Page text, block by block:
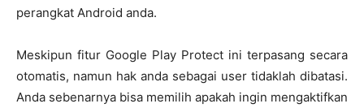
perangkat Android anda.
Meskipun fitur Google Play Protect ini terpasang secara
otomatis, namun hak anda sebagai user tidaklah dibatasi.
Anda sebenarnya bisa memilih apakah ingin mengaktifkan